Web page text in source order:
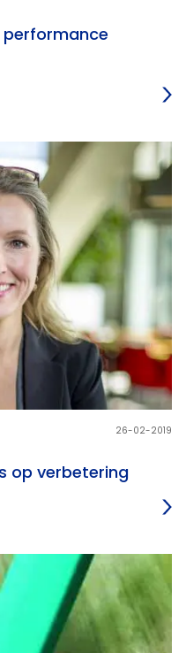
op verbetering
26-02-2019